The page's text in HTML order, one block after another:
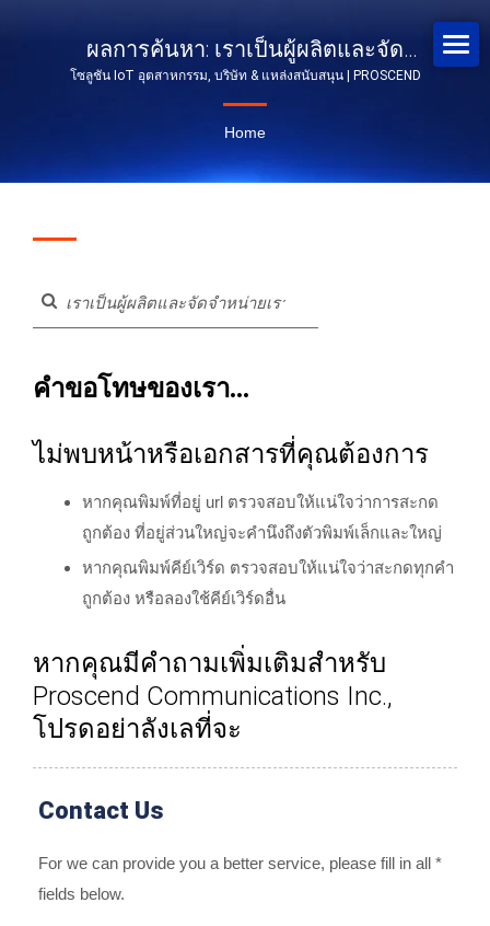
ผลการค้นหา: เราเป็นผู้ผลิตและจัด
จำหน่ายเราเตอร์ | โซลูชันเครือข่าย
อุตสาหกรรม | PROSCEND
โซลูชัน IoT อุตสาหกรรม, บริษัท & แหล่งสนับสนุน | PROSCEND
Home
คำขอโทษของเรา...
ไม่พบหน้าหรือเอกสารที่คุณต้องการ
หากคุณพิมพ์ที่อยู่ url ตรวจสอบให้แน่ใจว่าการสะกด
ถูกต้อง ที่อยู่ส่วนใหญ่จะคำนึงถึงตัวพิมพ์เล็กและใหญ่
หากคุณพิมพ์คีย์เวิร์ด ตรวจสอบให้แน่ใจว่าสะกดทุกคำ
ถูกต้อง หรือลองใช้คีย์เวิร์ดอื่น
หากคุณมีคำถามเพิ่มเติมสำหรับ
Proscend Communications Inc.,
โปรดอย่าลังเลที่จะ